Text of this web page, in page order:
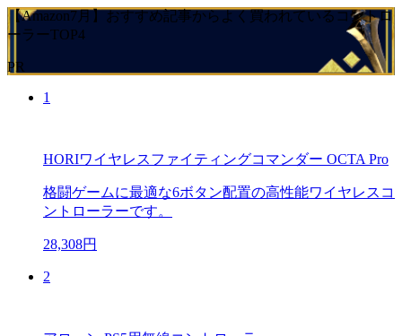
【Amazon7月】おすすめ記事からよく買われているコントロ
ーラーTOP4
PR
1
HORIワイヤレスファイティングコマンダー OCTA Pro
格闘ゲームに最適な6ボタン配置の高性能ワイヤレスコ
ントローラーです。
28,308円
2